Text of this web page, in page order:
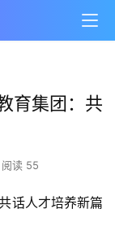
育集团：共
阅读 55
话人才培养新篇